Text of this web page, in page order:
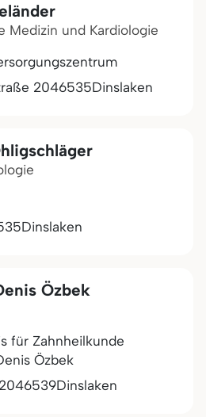
Medizin und Kardiologie
2046535Dinslaken
Dinslaken
Özbek
für Zahnheilkunde
Özbek
46539Dinslaken